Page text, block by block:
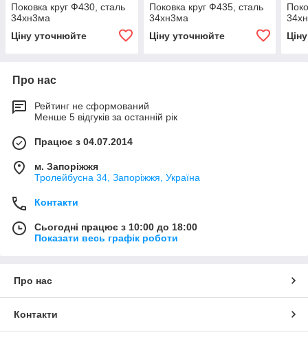
Поковка круг Ф430, сталь
34хн3ма
Ціну уточнюйте
Поковка круг Ф435, сталь
34хн3ма
Ціну уточнюйте
Про нас
Рейтинг не сформований
Менше 5 відгуків за останній рік
Працює з 04.07.2014
м. Запоріжжя
Тролейбусна 34, Запоріжжя, Україна
Контакти
Сьогодні працює з 10:00 до 18:00
Показати весь графік роботи
Про нас
Контакти